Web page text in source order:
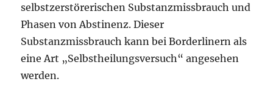
selbstzerstörerischen Substanzmissbrauch und
Phasen von Abstinenz. Dieser
Substanzmissbrauch kann bei Borderlinern als
eine Art „Selbstheilungsversuch“ angesehen
werden.